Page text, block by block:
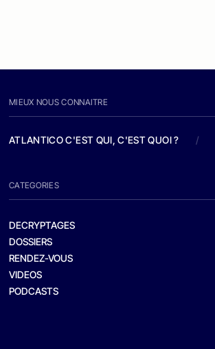
MIEUX NOUS CONNAITRE
ATLANTICO C'EST QUI, C'EST QUOI ? /
CATEGORIES
DECRYPTAGES
DOSSIERS
RENDEZ-VOUS
VIDEOS
PODCASTS